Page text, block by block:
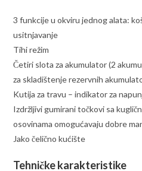
3 funkcije u okviru jednog alata:
usitnjavanje
Tihi režim
Četiri slota za akumulator (2
za skladištenje rezervnih
Kutija za travu – indikator za
Izdržljivi gumirani točkovi sa
osovinama omogućavaju dobre
Jako čelično kućište
Tehničke karakteristike